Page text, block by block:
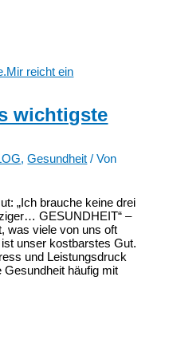
wichtigste
,Gesundheit / Von
„Ich brauche keine drei
GESUNDHEIT“ –
was viele von uns oft
unser kostbarstes Gut.
und Leistungsdruck
Gesundheit häufig mit